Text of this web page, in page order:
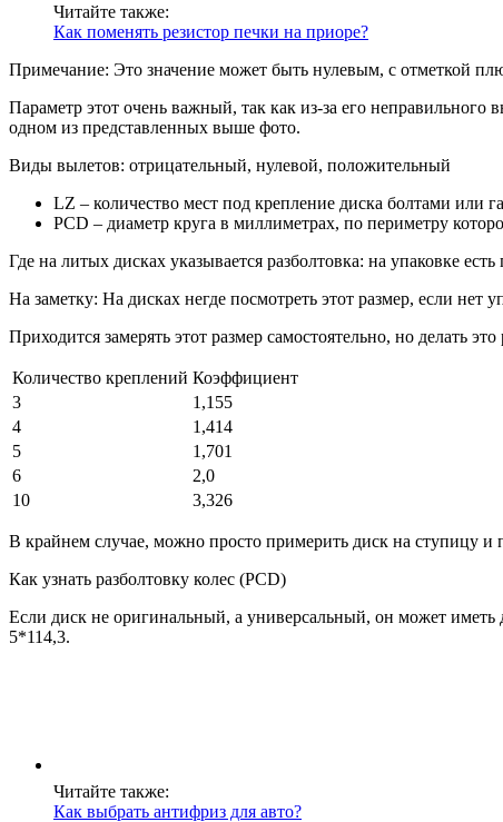
Читайте также:
Как поменять резистор печки на приоре?
Примечание: Это значение может быть нулевым, с отметкой
Параметр этот очень важный, так как из-за его неправильного
одном из представленных выше фото.
Виды вылетов: отрицательный, нулевой, положительный
LZ – количество мест под крепление диска болтами или
PCD – диаметр круга в миллиметрах, по периметру
Где на литых дисках указывается разболтовка: на упаковке
На заметку: На дисках негде посмотреть этот размер, если нет
Приходится замерять этот размер самостоятельно, но делать
Количество креплений Коэффициент
3
1,155
4
1,414
5
1,701
6
2,0
10
3,326
В крайнем случае, можно просто примерить диск на ступицу и
Как узнать разболтовку колес (PCD)
Если диск не оригинальный, а универсальный, он может
5*114,3.
Читайте также:
Как выбрать антифриз для авто?